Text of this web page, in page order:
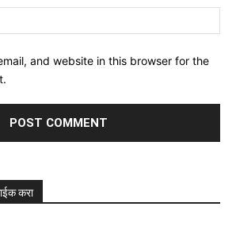
and website in this browser for the
करा